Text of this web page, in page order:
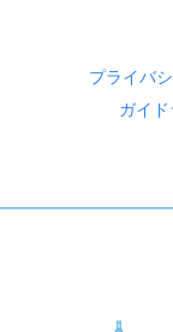
プライバ
ガイ